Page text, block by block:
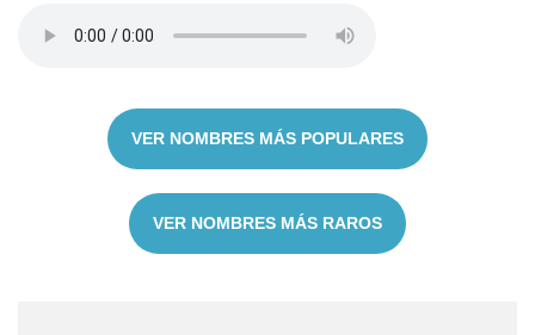
VER NOMBRES MÁS POPULARES
VER NOMBRES MÁS RAROS